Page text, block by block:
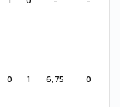
0 1 6,75 0